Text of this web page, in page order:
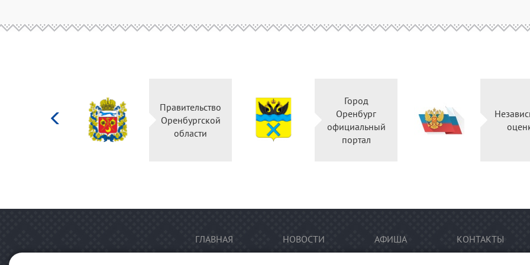
Министерство
культуры
Российской
федерации
Правительство
Оренбургской
области
Оренбург
официальный
ГЛАВНАЯ НОВОСТИ АФИША КОНТАКТЫ